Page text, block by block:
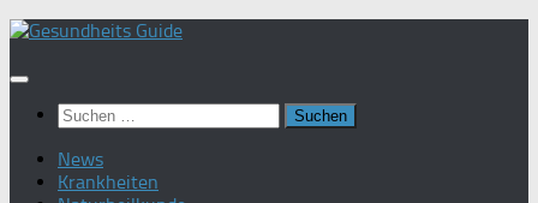
Suchen
nach:
News
Krankheiten